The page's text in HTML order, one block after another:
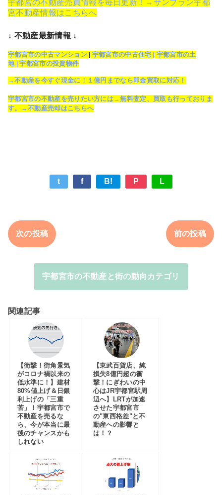
宇都宮の不動産売買情報を毎日更新！→サンプラン宇都
宮不動産情報はこちらへ
↓ 不動産最新情報 ↓
宇都宮市の中古マンション| 宇都宮市の中古住宅 | 宇都宮市の土
地|宇都宮市の投資物件
→不動産を今すぐ現金に！１億円までなら即金買取に対応！
宇都宮市の不動産を売りたい方には→無料査定、買取も行っておりま
す。→不動産売却はこちらへ
t f B! P L
次の投稿 前の投稿
宇都宮市の不動産と街の動向カテゴリ
関連記事
【衝撃！街角景気
がコロナ禍以来の
低水準に！】建材
80%値上げ＆日銀
利上げの「三重
苦」！宇都宮市で
不動産を売るな
ら、今が本当に最
後のチャンスかも
しれない
【東武百貨店、純
損失8億円超の衝
撃！にぎわいの中
心はJR宇都宮駅周
辺へ】LRTが加速
させた宇都宮市
の"東西格差"と不
動産への影響と
は！？